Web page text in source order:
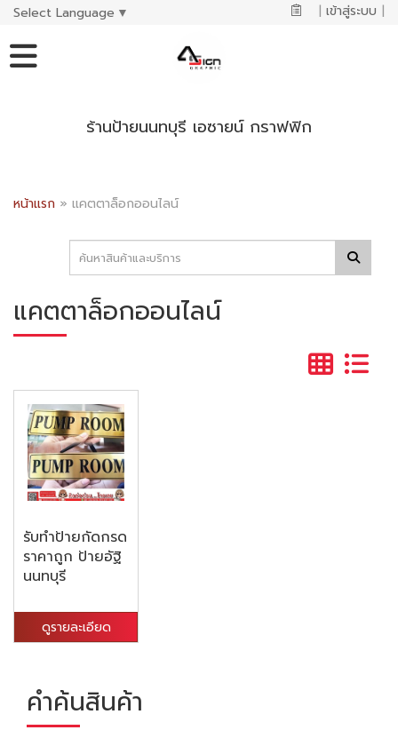
Select Language ▼ | เข้าสู่ระบบ |
ร้านป้ายนนทบุรี เอซายน์ กราฟฟิก
หน้าแรก » แคตตาล็อกออนไลน์
แคตตาล็อกออนไลน์
รับทำป้ายกัดกรด
ราคาถูก ป้ายอัฐิ
นนทบุรี
ดูรายละเอียด
คำค้นสินค้า